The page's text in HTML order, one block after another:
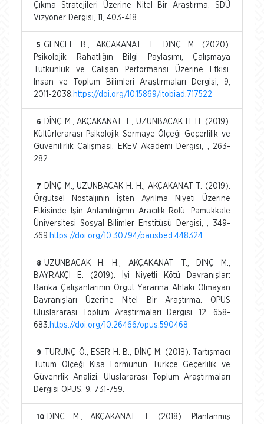
Çıkma Stratejileri Üzerine Nitel Bir Araştırma. SDÜ
Vizyoner Dergisi, 11, 403-418.
5 GENÇEL B., AKÇAKANAT T., DİNÇ M. (2020).
Psikolojik Rahatlığın Bilgi Paylaşımı, Çalışmaya
Tutkunluk ve Çalışan Performansı Üzerine Etkisi.
İnsan ve Toplum Bilimleri Araştırmaları Dergisi, 9,
2011-2038. https://doi.org/10.15869/itobiad.717522
6
DİNÇ M., AKÇAKANAT T., UZUNBACAK H. H. (2019).
Kültürlerarası Psikolojik Sermaye Ölçeği Geçerlilik ve
Güvenilirlik Çalışması. EKEV Akademi Dergisi, , 263-
282.
7
DİNÇ M., UZUNBACAK H. H., AKÇAKANAT T. (2019).
Örgütsel Nostaljinin İşten Ayrılma Niyeti Üzerine
Etkisinde İşin Anlamlılığının Aracılık Rolü. Pamukkale
Üniversitesi Sosyal Bilimler Enstitüsü Dergisi, , 349-
369. https://doi.org/10.30794/pausbed.448324
8 UZUNBACAK H. H., AKÇAKANAT T., DİNÇ M.,
BAYRAKÇI E. (2019). İyi Niyetli Kötü Davranışlar:
Banka Çalışanlarının Örgüt Yararına Ahlaki Olmayan
Davranışları Üzerine Nitel Bir Araştırma. OPUS
Uluslararası Toplum Araştırmaları Dergisi, 12, 658-
683. https://doi.org/10.26466/opus.590468
9
TURUNÇ Ö., ESER H. B., DİNÇ M. (2018). Tartışmacı
Tutum Ölçeği Kısa Formunun Türkçe Geçerlilik ve
Güvenrlik Analizi. Uluslararası Toplum Araştırmaları
Dergisi OPUS, 9, 731-759.
10
DİNÇ M., AKÇAKANAT T. (2018). Planlanmış